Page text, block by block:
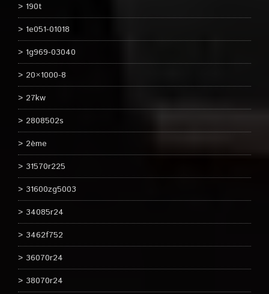
190t
1e051-01018
1g969-03040
20×1000-8
27kw
2808502s
2ème
31570r225
31600zg5003
34085r24
3462f752
36070r24
38070r24